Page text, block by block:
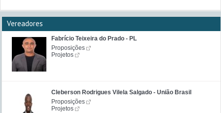
Vereadores
Fabrício Teixeira do Prado - PL
Proposições
Projetos
Cleberson Rodrigues Vilela Salgado - União Brasil
Proposições
Projetos